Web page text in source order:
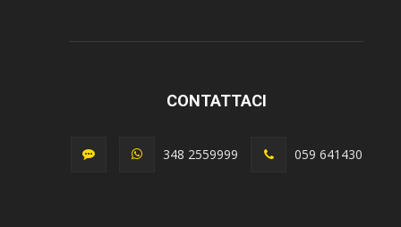
CONTATTACI
348 2559999 059 641430